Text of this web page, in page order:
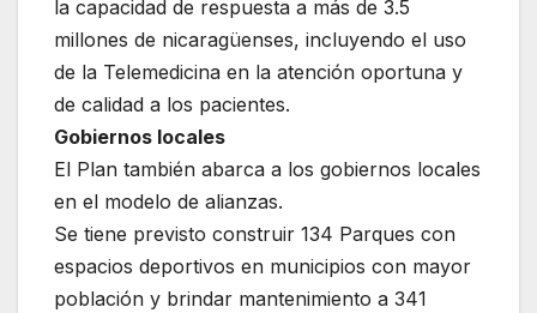
la capacidad de respuesta a más de 3.5
millones de nicaragüenses, incluyendo el uso
de la Telemedicina en la atención oportuna y
de calidad a los pacientes.
Gobiernos locales
El Plan también abarca a los gobiernos locales
en el modelo de alianzas.
Se tiene previsto construir 134 Parques con
espacios deportivos en municipios con mayor
población y brindar mantenimiento a 341